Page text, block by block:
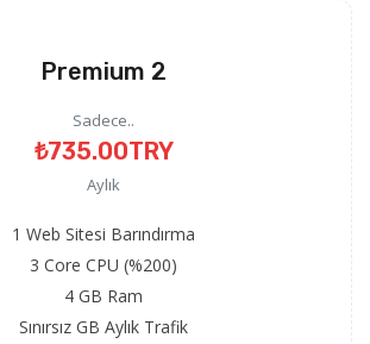
Premium 2
Sadece..
₺735.00TRY
Aylık
1 Web Sitesi Barındırma
3 Core CPU (%200)
4 GB Ram
Sınırsız GB Aylık Trafik